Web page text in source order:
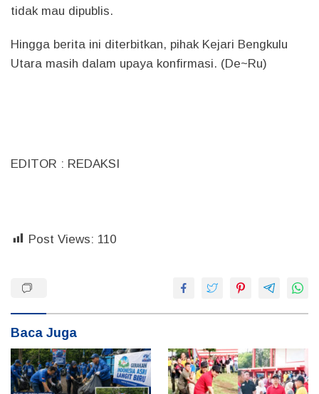
tidak mau dipublis.
Hingga berita ini diterbitkan, pihak Kejari Bengkulu
Utara masih dalam upaya konfirmasi. (De~Ru)
EDITOR : REDAKSI
Post Views: 110
Baca Juga